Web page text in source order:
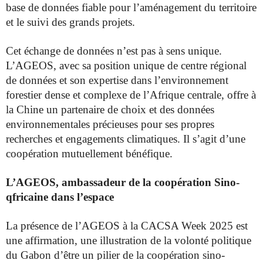
base de données fiable pour l’aménagement du territoire
et le suivi des grands projets.
Cet échange de données n’est pas à sens unique.
L’AGEOS, avec sa position unique de centre régional
de données et son expertise dans l’environnement
forestier dense et complexe de l’Afrique centrale, offre à
la Chine un partenaire de choix et des données
environnementales précieuses pour ses propres
recherches et engagements climatiques. Il s’agit d’une
coopération mutuellement bénéfique.
L’AGEOS, ambassadeur de la coopération Sino-
qfricaine dans l’espace
La présence de l’AGEOS à la CACSA Week 2025 est
une affirmation, une illustration de la volonté politique
du Gabon d’être un pilier de la coopération sino-